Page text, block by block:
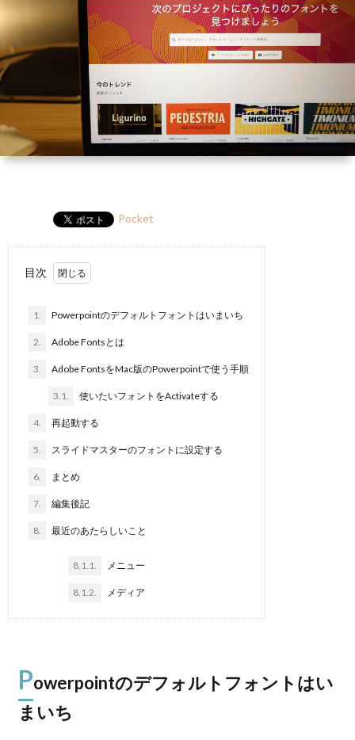
ナ
講
Pocket
目次
1. Powerpointのデフォルトフォントはいまいち
2. Adobe Fontsとは
3. Adobe FontsをMac版のPowerpointで使う手順
3.1. 使いたいフォントをActivateする
4. 再起動する
5. スライドマスターのフォントに設定する
6. まとめ
7. 編集後記
8. 最近のあたらしいこと
8.1.1. メニュー
8.1.2. メディア
Powerpointのデフォルトフォントはい
まいち